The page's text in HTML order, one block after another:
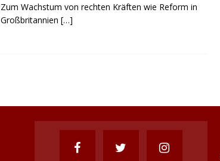
Zum Wachstum von rechten Kräften wie Reform in
Großbritannien […]